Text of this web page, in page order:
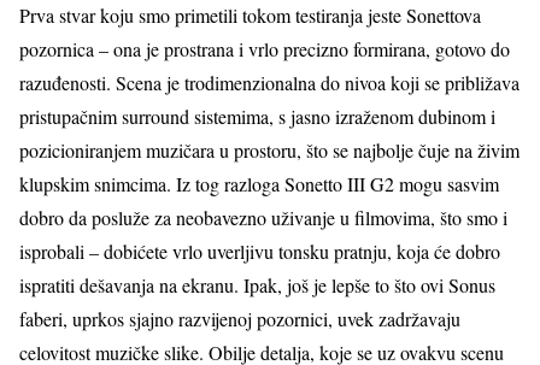
Prva stvar koju smo primetili tokom testiranja jeste Sonettova
pozornica – ona je prostrana i vrlo precizno formirana, gotovo do
razuđenosti. Scena je trodimenzionalna do nivoa koji se približava
pristupačnim surround sistemima, s jasno izraženom dubinom i
pozicioniranjem muzičara u prostoru, što se najbolje čuje na živim
klupskim snimcima. Iz tog razloga Sonetto III G2 mogu sasvim
dobro da posluže za neobavezno uživanje u filmovima, što smo i
isprobali – dobićete vrlo uverljivu tonsku pratnju, koja će dobro
ispratiti dešavanja na ekranu. Ipak, još je lepše to što ovi Sonus
faberi, uprkos sjajno razvijenoj pozornici, uvek zadržavaju
celovitost muzičke slike. Obilje detalja, koje se uz ovakvu scenu